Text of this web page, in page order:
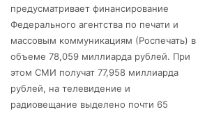
предусматривает финансирование
Федерального агентства по печати и
массовым коммуникациям (Роспечать) в
объеме 78,059 миллиарда рублей. При
этом СМИ получат 77,958 миллиарда
рублей, на телевидение и
радиовещание выделено почти 65